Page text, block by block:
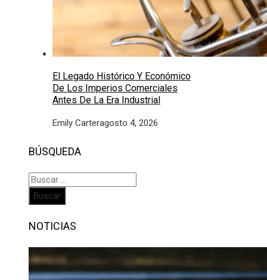
El Legado Histórico Y Económico
De Los Imperios Comerciales
Antes De La Era Industrial
Emily Carteragosto 4, 2026
BÚSQUEDA
Buscar:
NOTICIAS